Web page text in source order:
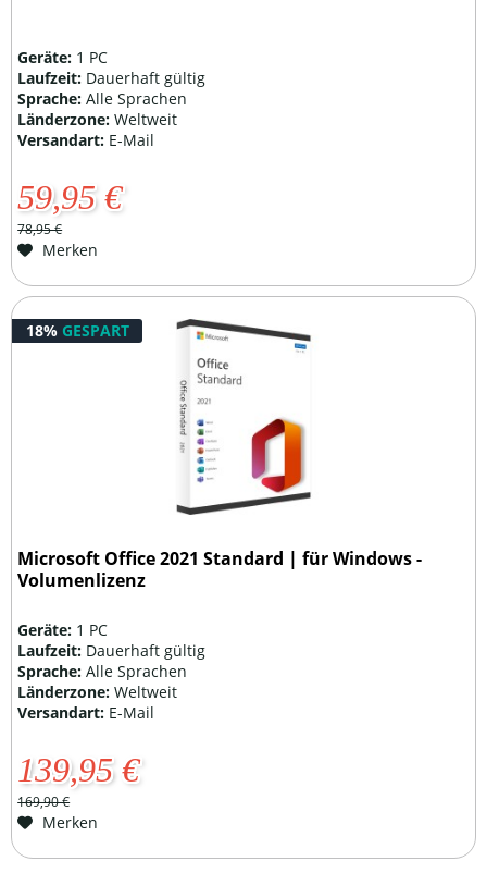
Geräte: 1 PC
Laufzeit: Dauerhaft gültig
Sprache:Alle Sprachen
Länderzone:Weltweit
Versandart: E-Mail
59,95 €
78,95 €
Merken
18% GESPART
Microsoft Office 2021 Standard | für Windows -
Volumenlizenz
Geräte: 1 PC
Laufzeit: Dauerhaft gültig
Sprache:Alle Sprachen
Länderzone:Weltweit
Versandart: E-Mail
139,95 €
169,90 €
Merken